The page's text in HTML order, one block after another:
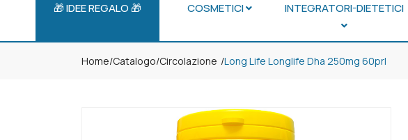
🎁 IDEE REGALO 🎁 COSMETICI INTEGRATORI-DIETETICI
Home Catalogo/Circolazione Long Life Longlife Dha 250mg 60prl